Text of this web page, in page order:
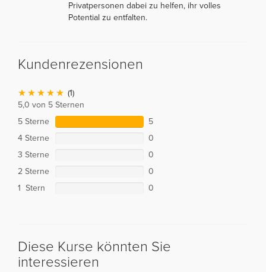
Privatpersonen dabei zu helfen, ihr volles
Potential zu entfalten.
Kundenrezensionen
(1)
5,0 von 5 Sternen
5 Sterne
5
4 Sterne
0
3 Sterne
0
2 Sterne
0
1 Stern
0
Diese Kurse könnten Sie
interessieren